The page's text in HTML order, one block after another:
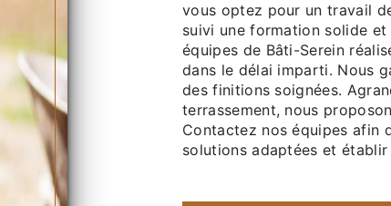
vous optez pour un travail
suivi une formation solide et
équipes de Bâti-Serein
dans le délai imparti. Nous
des finitions soignées.
terrassement, nous
Contactez nos équipes afin
solutions adaptées et